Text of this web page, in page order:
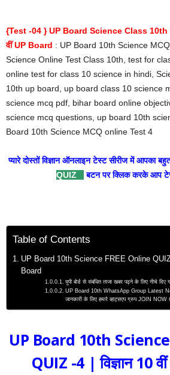
{Test -04 } UP Board Science Class 10th
वीं UP Board : UP Board 10th Science
Science Online Test Class 10th, test for
online test for class 10 science in hindi,
10th up board, up board class 10 science
science mcq pdf, bihar board online
science mcq questions, up board 10th
Board 10th Science MCQ online Test 4
प्यारे दोस्तों विज्ञान ऑनलाइन टेस्ट सीरीज में आपका
QUIZ
बटन पर क्लिक करके आप
Table of Contents
UP Board 10th Science FREE Online QUIZ -
Board
यूपी बोर्ड से संबंधित ताजा खबर पढ़ने के लिए नीचे
UP Board 10th WhatsApp Group Latest
जानकारी के लिए हमारे व्हाट्सएप ग्रुप JOIN
UP Board 10th
QUIZ -4 | विज्ञान 10 वीं